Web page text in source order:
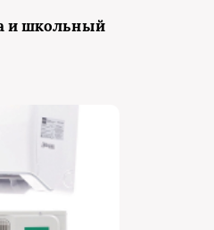
и школьный